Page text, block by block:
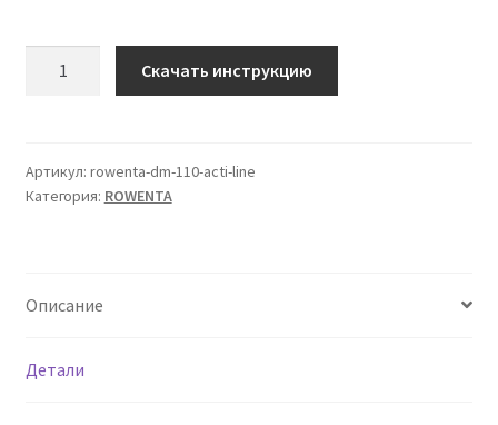
ROWENTA
DM-
на
языке
Скачать инструкцию
Артикул: rowenta-dm-110-acti-line
Категория: ROWENTA
Описание
Детали